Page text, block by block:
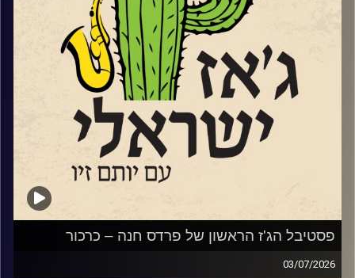
ועם סלעית להב שתופיע
עם ההרכב הברזילאי שלה, "שורולה" ב 28.7
בהמשך לקראת שתי הופעות שלו בשבלול ג'אז בתל אביב
שוחחנו עם הפסנתרן טמיר הנדלמן שמגיע להשיק את אלבום
החדש שלו עם הזמרת טיירני טוסון.
סיימנו עם סינגל
מתוך האלבום החדש של המלחין והחצוצרן איתמר בורוכוב.
פסטיבל הג'ז הראשון של פרדס חנה – כרכור
03/07/2026